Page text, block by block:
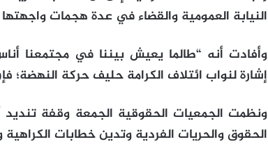
النيابة العمومية والقضاء في عدة هجمات واجهتها
وأفادت أنه “طالما يعيش بيننا في مجتمعنا
إشارة لنواب ائتلاف الكرامة حليف حركة
ونظمت الجمعيات الحقوقية الجمعة وقفة
الحقوق والحريات الفردية وتدين خطابات الكراهية